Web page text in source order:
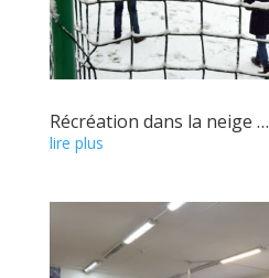
Récréation dans la neige …
lire plus